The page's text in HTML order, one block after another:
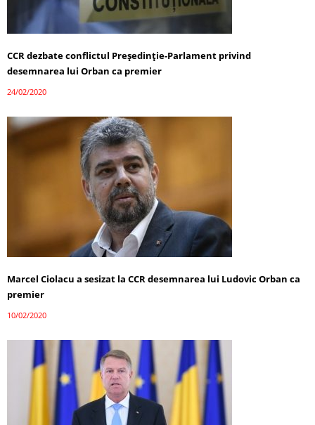
CCR dezbate conflictul Preşedinţie-Parlament privind
desemnarea lui Orban ca premier
24/02/2020
Marcel Ciolacu a sesizat la CCR desemnarea lui Ludovic Orban ca
premier
10/02/2020